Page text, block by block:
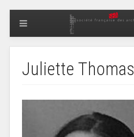
Juliette Thomas